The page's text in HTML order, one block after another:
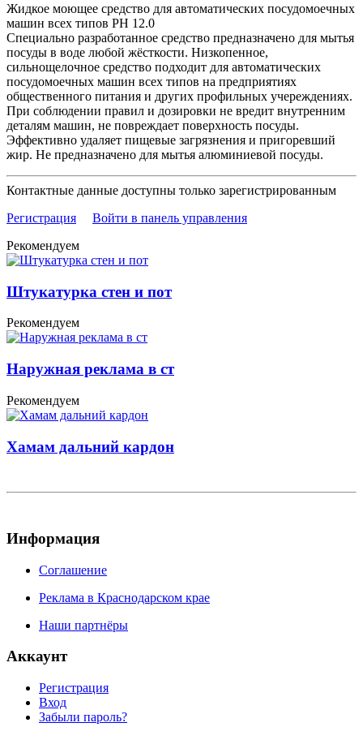
Жидкое моющее средство для автоматических посудомоечных
машин всех типов PH 12.0
Специально разработанное средство предназначено для мытья
посуды в воде любой жёсткости. Низкопенное,
сильнощелочное средство подходит для автоматических
посудомоечных машин всех типов на предприятиях
общественного питания и других профильных учереждениях.
При соблюдении правил и дозировки не вредит внутренним
деталям машин, не повреждает поверхность посуды.
Эффективно удаляет пищевые загрязнения и пригоревший
жир. Не предназначено для мытья алюминиевой посуды.
Контактные данные доступны только зарегистрированным
Регистрация
Войти в панель управления
Рекомендуем
Штукатурка стен и пот
Рекомендуем
Наружная реклама в ст
Рекомендуем
Хамам дальний кардон
Информация
Соглашение
Реклама в Краснодарском крае
Наши партнёры
Аккаунт
Регистрация
Вход
Забыли пароль?